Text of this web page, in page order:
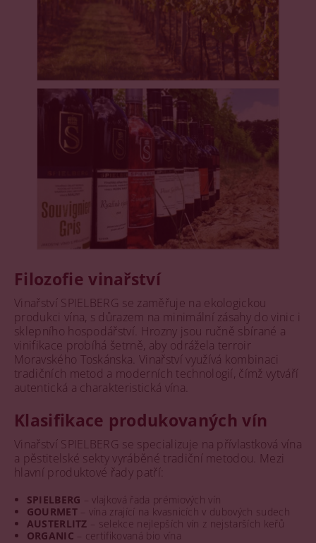
Filozofie vinařství
Vinařství SPIELBERG se zaměřuje na ekologickou
produkci vína, s důrazem na minimální zásahy do vinic i
sklepního hospodářství. Hrozny jsou ručně sbírané a
vinifikace probíhá šetrně, aby odrážela terroir
Moravského Toskánska. Vinařství využívá kombinaci
tradičních metod a moderních technologií, čímž vytváří
autentická a charakteristická vína.
Klasifikace produkovaných vín
Vinařství SPIELBERG se specializuje na přívlastková vína
a pěstitelské sekty vyráběné tradiční metodou. Mezi
hlavní produktové řady patří:
SPIELBERG – vlajková řada prémiových vín
GOURMET– vína zrající na kvasnicích v dubových sudech
AUSTERLITZ – selekce nejlepších vín z nejstarších keřů
ORGANIC – certifikovaná bio vína